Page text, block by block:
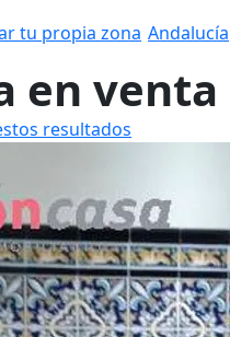
tu propia zona Andalucía
en
resultados